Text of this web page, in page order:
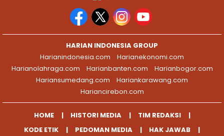
HARIAN INDONESIA GROUP
Harianindonesia.com
Harianekonomi.com
Harianolahraga.com
Harianbanten.com
Harianbogor.com
Hariansumedang.com
Hariankarawang.com
Hariancirebon.com
HOME HISTORI MEDIA
TIM REDAKSI
KODE ETIK
PEDOMAN MEDIA HAK JAWAB